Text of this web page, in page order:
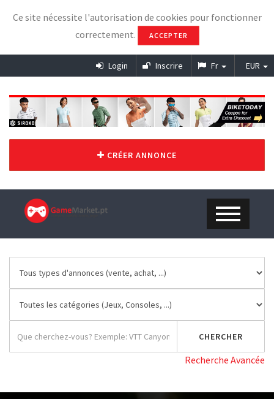
Ce site nécessite l'autorisation de cookies pour fonctionner
correctement.
ACCEPTER
Login Inscrire Fr EUR
CRÉER ANNONCE
Recherche Avancée